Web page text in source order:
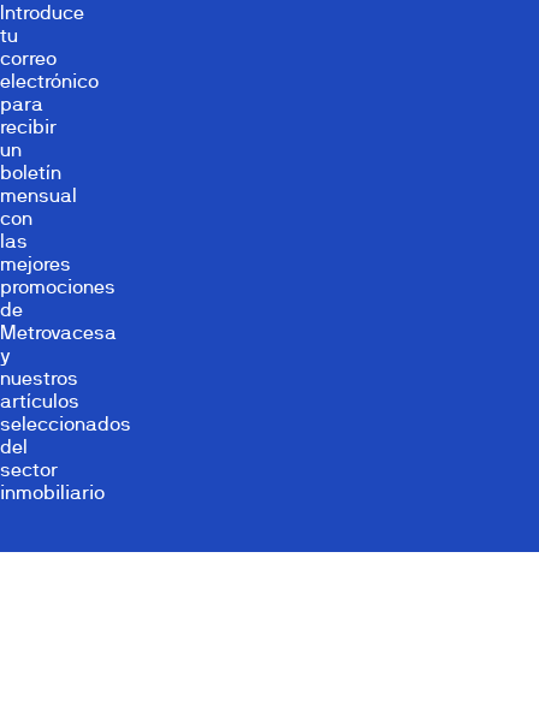
Introduce
tu
correo
electrónico
para
recibir
un
boletín
mensual
con
las
mejores
promociones
de
Metrovacesa
y
nuestros
artículos
seleccionados
del
sector
inmobiliario